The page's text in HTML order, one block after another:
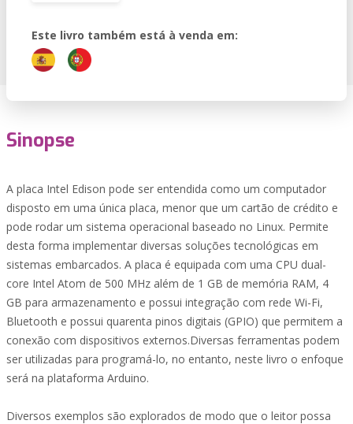
Este livro também está à venda em:
Sinopse
A placa Intel Edison pode ser entendida como um computador
disposto em uma única placa, menor que um cartão de crédito e
pode rodar um sistema operacional baseado no Linux. Permite
desta forma implementar diversas soluções tecnológicas em
sistemas embarcados. A placa é equipada com uma CPU dual-
core Intel Atom de 500 MHz além de 1 GB de memória RAM, 4
GB para armazenamento e possui integração com rede Wi-Fi,
Bluetooth e possui quarenta pinos digitais (GPIO) que permitem a
conexão com dispositivos externos.Diversas ferramentas podem
ser utilizadas para programá-lo, no entanto, neste livro o enfoque
será na plataforma Arduino.
Diversos exemplos são explorados de modo que o leitor possa